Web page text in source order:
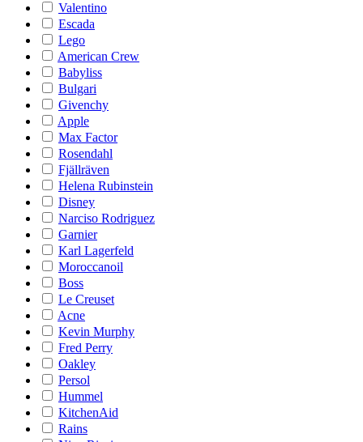
Valentino
Escada
Lego
American Crew
Babyliss
Bulgari
Givenchy
Apple
Max Factor
Rosendahl
Fjällräven
Helena Rubinstein
Disney
Narciso Rodriguez
Garnier
Karl Lagerfeld
Moroccanoil
Boss
Le Creuset
Acne
Kevin Murphy
Fred Perry
Oakley
Persol
Hummel
KitchenAid
Rains